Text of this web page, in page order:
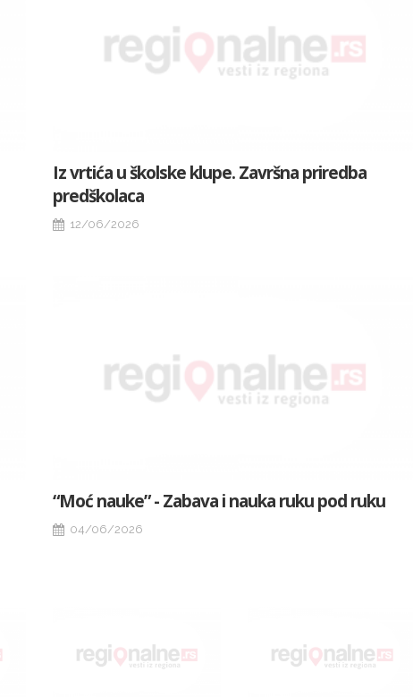
Iz vrtića u školske klupe. Završna priredba
predškolaca
12/06/2026
“Moć nauke” - Zabava i nauka ruku pod ruku
04/06/2026